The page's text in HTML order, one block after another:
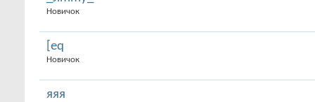
Новичок
[eq
Новичок
яяя